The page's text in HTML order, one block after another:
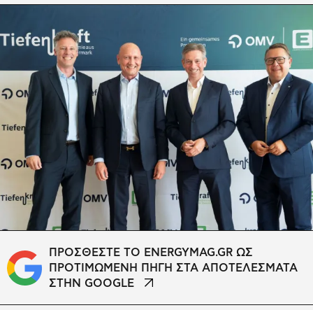
ΠΡΟΣΘΕΣΤΕ ΤΟ ENERGYMAG.GR ΩΣ
ΠΡΟΤΙΜΩΜΕΝΗ ΠΗΓΗ ΣΤΑ ΑΠΟΤΕΛΕΣΜΑΤΑ
ΣΤΗΝ GOOGLE